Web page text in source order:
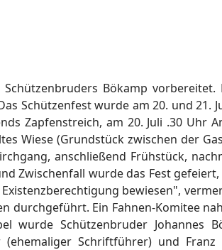
Bökamp vorbereitet.
Schützenfest wurde am 20. und 21.
Zapfenstreich, am 20. Juli .30 Uhr
Wiese (Grundstück zwischen der
anschließend Frühstück,
Zwischenfall wurde das Fest
bewiesen",
durchgeführt. Ein Fahnen-Komitee
wurde Schützenbruder Johannes
Schriftführer) und Franz